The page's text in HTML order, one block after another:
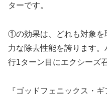
ターです。
①の効果は、どれも対象を
力な除去性能を誇ります
行1ターン目にエクシーズ
『ゴッドフェニックス・